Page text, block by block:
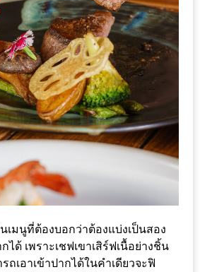
เมนูที่ต้องบอกว่าต้องแบ่งเป็นสอง
ได้ เพราะเชฟเขาเสิร์ฟเนื้อย่างชิ้น
ถเอาเข้าปากได้ในคำเดียวจะฟิ